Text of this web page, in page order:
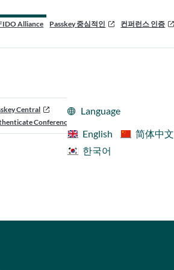
Alliance Passkey 중심적인 컨퍼런스 인증
Central
Conference
Language
English
简体中文
한국어